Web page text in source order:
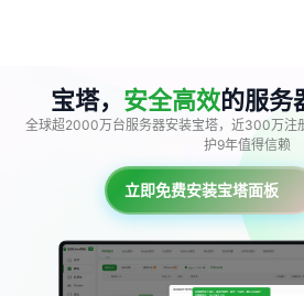
宝塔， 安全高效的服务
全球超2000万台服务器安装宝塔，近300万注
护9年值得信赖
立即免费安装宝塔面板